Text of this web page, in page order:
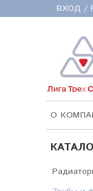
ВХОД /
О